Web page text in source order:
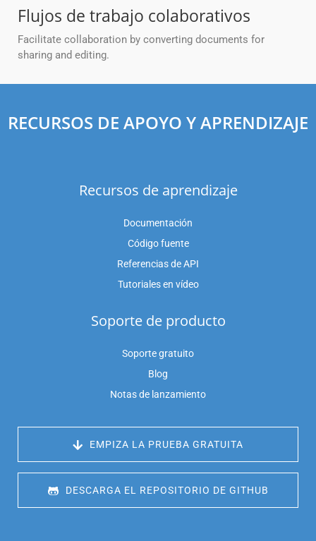
Flujos de trabajo colaborativos
Facilitate collaboration by converting documents for
sharing and editing.
RECURSOS DE APOYO Y APRENDIZAJE
Recursos de aprendizaje
Documentación
Código fuente
Referencias de API
Tutoriales en vídeo
Soporte de producto
Soporte gratuito
Blog
Notas de lanzamiento
EMPIZA LA PRUEBA GRATUITA
DESCARGA EL REPOSITORIO DE GITHUB